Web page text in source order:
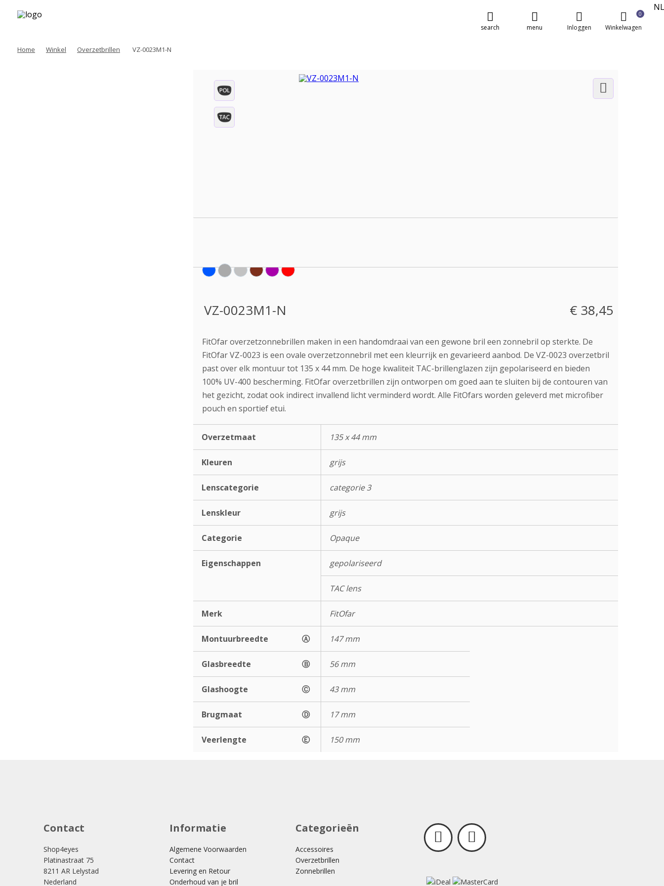
NL
0
Winkelwagen
Inloggen
menu
search
Home Winkel Overzetbrillen VZ-0023M1-N
VZ-0023M1-N € 38,45
FitOfar overzetzonnebrillen maken in een handomdraai van een gewone bril een zonnebril op sterkte. De
FitOfar VZ-0023 is een ovale overzetzonnebril met een kleurrijk en gevarieerd aanbod. De VZ-0023 overzetbril
past over elk montuur tot 135 x 44 mm. De hoge kwaliteit TAC-brillenglazen zijn gepolariseerd en bieden
100% UV-400 bescherming. FitOfar overzetbrillen zijn ontworpen om goed aan te sluiten bij de contouren van
het gezicht, zodat ook indirect invallend licht verminderd wordt. Alle FitOfars worden geleverd met microfiber
pouch en sportief etui.
Overzetmaat 135 x 44 mm
Kleuren grijs
Lenscategorie categorie 3
Lenskleur grijs
Categorie Opaque
Eigenschappen gepolariseerd
TAC lens
Merk FitOfar
Montuurbreedte Ⓐ 147 mm
Glasbreedte Ⓑ 56 mm
Glashoogte Ⓒ 43 mm
Brugmaat Ⓓ 17 mm
Veerlengte Ⓔ 150 mm
Contact
Shop4eyes
Platinastraat 75
8211 AR Lelystad
Nederland
Informatie
Algemene Voorwaarden
Contact
Levering en Retour
Onderhoud van je bril
Categorieën
Accessoires
Overzetbrillen
Zonnebrillen